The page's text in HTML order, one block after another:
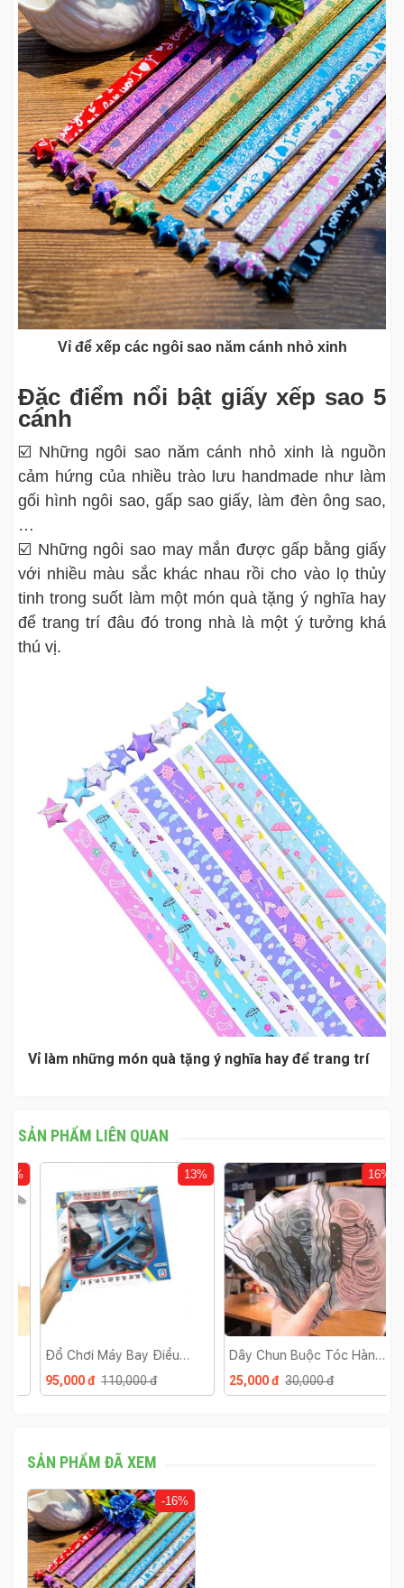
Vỉ để xếp các ngôi sao năm cánh nhỏ xinh
Đặc điểm nổi bật giấy xếp sao 5
cánh
☑️ Những ngôi sao năm cánh nhỏ xinh là nguồn
cảm hứng của nhiều trào lưu handmade như làm
gối hình ngôi sao, gấp sao giấy, làm đèn ông sao,
…
☑️ Những ngôi sao may mắn được gấp bằng giấy
với nhiều màu sắc khác nhau rồi cho vào lọ thủy
tinh trong suốt làm một món quà tặng ý nghĩa hay
để trang trí đâu đó trong nhà là một ý tưởng khá
thú vị.
Vỉ làm những món quà tặng ý nghĩa hay để trang trí
SẢN PHẨM LIÊN QUAN
13%
Đồ Chơi Máy Bay Điều
Khiển A380
95,000 đ110,000 đ
16%
Dây Chun Buộc Tóc Hàn
Quốc
25,000 đ30,000 đ
SẢN PHẨM ĐÃ XEM
-16%